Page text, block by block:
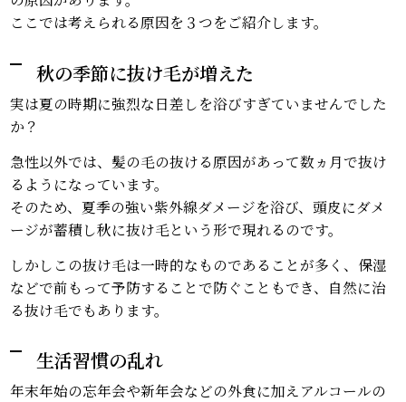
ここでは考えられる原因を３つをご紹介します。
秋の季節に抜け毛が増えた
実は夏の時期に強烈な日差しを浴びすぎていませんでした
か？
急性以外では、髪の毛の抜ける原因があって数ヵ月で抜け
るようになっています。
そのため、夏季の強い紫外線ダメージを浴び、頭皮にダメ
ージが蓄積し秋に抜け毛という形で現れるのです。
しかしこの抜け毛は一時的なものであることが多く、保湿
などで前もって予防することで防ぐこともでき、自然に治
る抜け毛でもあります。
生活習慣の乱れ
年末年始の忘年会や新年会などの外食に加えアルコールの